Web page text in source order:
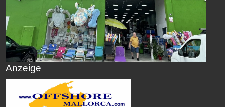
Anzeige